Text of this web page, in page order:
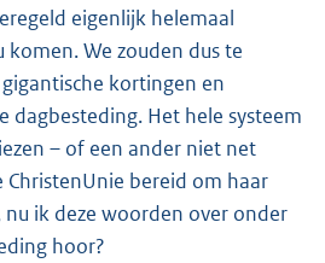
eigenlijk helemaal
komen. We zouden dus te
kortingen en
dagbesteding. Het hele systeem
– of een ander niet net
ChristenUnie bereid om haar
ik deze woorden over onder
hoor?